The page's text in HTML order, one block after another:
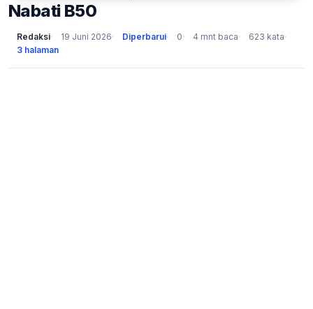
Nabati B50
Redaksi 19 Juni 2026 Diperbarui 0 4 mnt baca
623 kata
3 halaman